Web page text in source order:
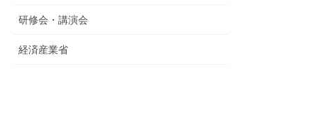
研修会・講演会
経済産業省